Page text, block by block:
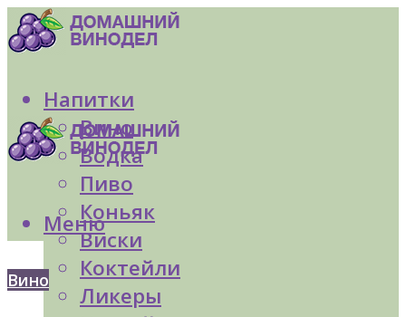
Напитки
Вино
Водка
Пиво
Коньяк
Виски
Коктейли
Ликеры
Меню
Вино